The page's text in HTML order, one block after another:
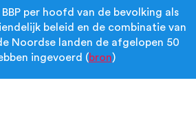
per hoofd van de bevolking als
beleid en de combinatie van
Noordse landen de afgelopen 50
ingevoerd (bron)